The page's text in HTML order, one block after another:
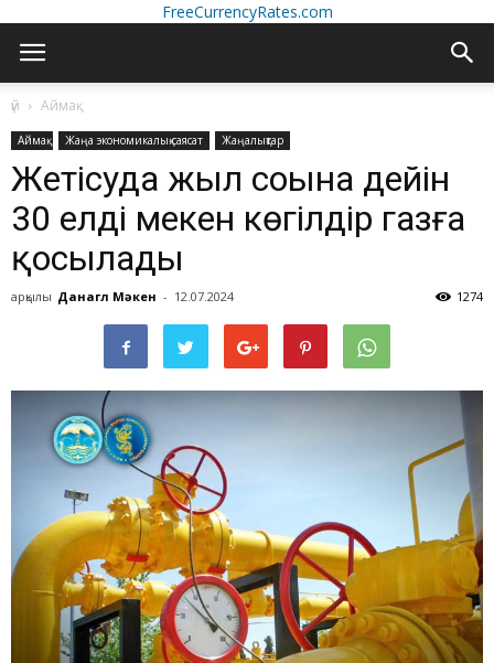
FreeCurrencyRates.com
үй Аймақ
Аймақ Жаңа экономикалық саясат Жаңалықтар
Жетісуда жыл соңына дейін
30 елді мекен көгілдір газға
қосылады
арқылы Данагүл Мәкен - 12.07.2024 1274